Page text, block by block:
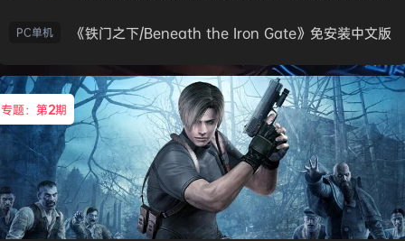
PC单机 《铁门之下/Beneath the Iron Gate》免安装中文版
专题：第2期